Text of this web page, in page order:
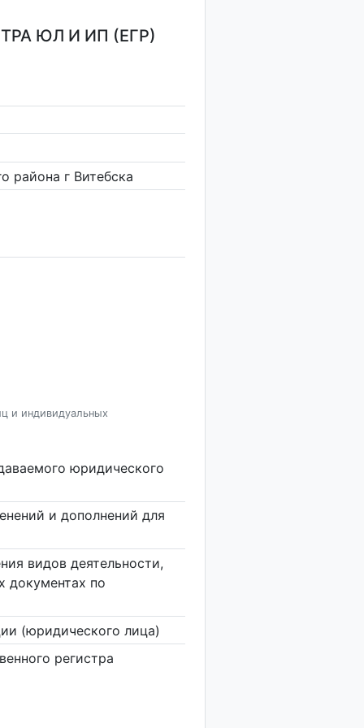
ЮЛ И ИП (ЕГР)
района г Витебска
и индивидуальных
юридического
и дополнений для
видов деятельности,
документах по
(юридического лица)
регистра